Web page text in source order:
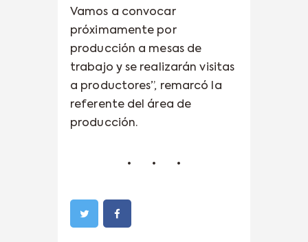
Vamos a convocar
próximamente por
producción a mesas de
trabajo y se realizarán visitas
a productores”, remarcó la
referente del área de
producción.